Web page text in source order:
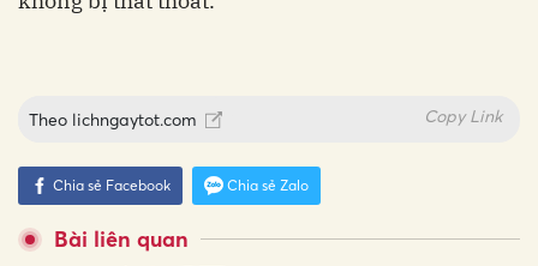
Theo lichngaytot.com Copy Link
Chia sẻ Facebook Chia sẻ Zalo
Bài liên quan